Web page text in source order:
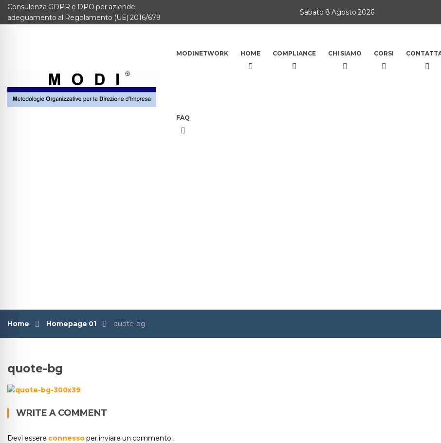
MODINETWORK
Chi Siamo
Corsi
Consulenza GDPR e DPO per aziende:
adeguamento al Regolamento (UE) 2016/679
Sabato 8 Agosto 2026
MODINETWORK HOME COMPLIANCE CHI SIAMO CORSI
FAQ
Home Homepage 01 quote-bg
quote-bg
WRITE A COMMENT
Devi essere connessoper inviare un commento.